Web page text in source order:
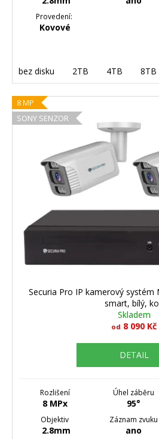
Provedení:
Kovové
bez disku 2TB 4TB 8TB
8 MP
SONY SENZOR
Securia Pro IP kamerový systém
smart, bílý,
Skladem
od 8 090 Kč
DETAIL
Rozlišení
8 MPx
Úhel záběru
95°
Objektiv
2.8mm
Záznam zvuku
ano